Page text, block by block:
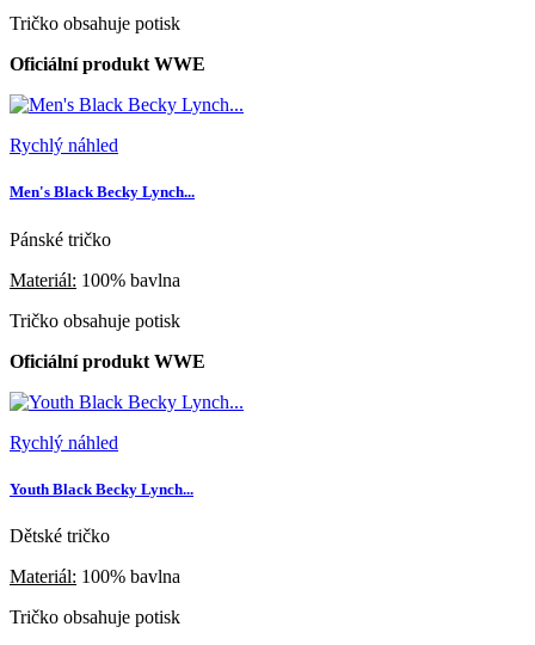
Tričko obsahuje potisk
Oficiální produkt WWE
Rychlý náhled
Men's Black Becky Lynch...
Pánské tričko
Materiál: 100% bavlna
Tričko obsahuje potisk
Oficiální produkt WWE
Rychlý náhled
Youth Black Becky Lynch...
Dětské tričko
Materiál: 100% bavlna
Tričko obsahuje potisk